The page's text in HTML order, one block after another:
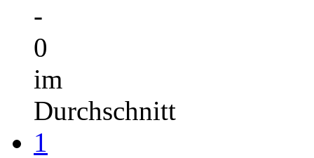
-
0
im
Durchschnitt
1